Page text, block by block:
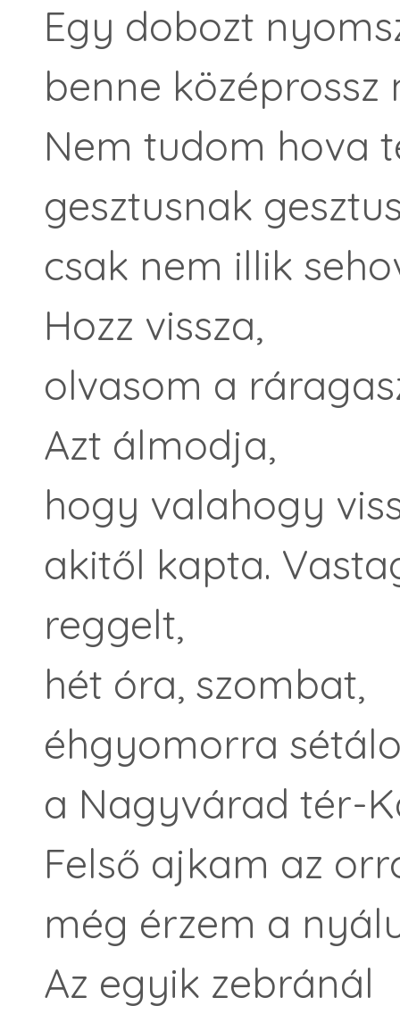
Egy dobozt
benne
Nem tudom hova
gesztusnak
csak nem illik
Hozz vissza,
olvasom a
Azt álmodja,
hogy valahogy
akitől kapta.
reggelt,
hét óra, szombat,
éhgyomorra
a Nagyvárad tér-
Felső ajkam az
még érzem a
Az egyik zebránál